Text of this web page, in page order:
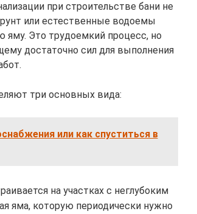
при строительстве бани не
или естественные водоемы
яму. Это трудоемкий процесс, но
достаточно сил для выполнения
три основных вида:
или как спуститься в
на участках с неглубоким
яма, которую периодически нужно